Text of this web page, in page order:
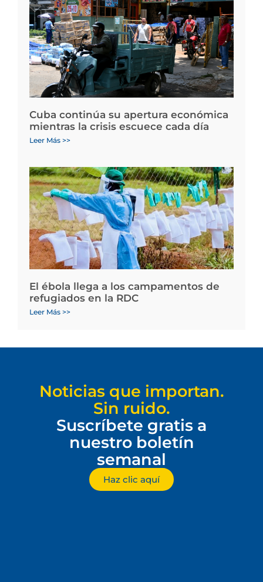
Cuba continúa su apertura económica
mientras la crisis escuece cada día
Leer Más >>
El ébola llega a los campamentos de
refugiados en la RDC
Leer Más >>
Noticias que importan.
Sin ruido.
Suscríbete gratis a
nuestro boletín
semanal
Haz clic aquí